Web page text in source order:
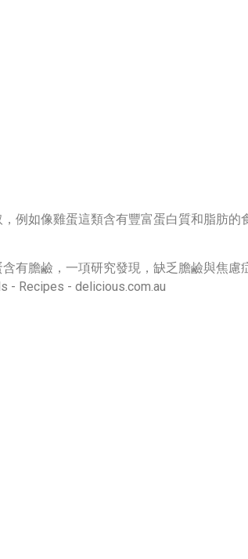
例如像雞蛋這類含有豐富蛋白質和脂肪的
有膽鹼，一項研究發現，缺乏膽鹼與焦慮